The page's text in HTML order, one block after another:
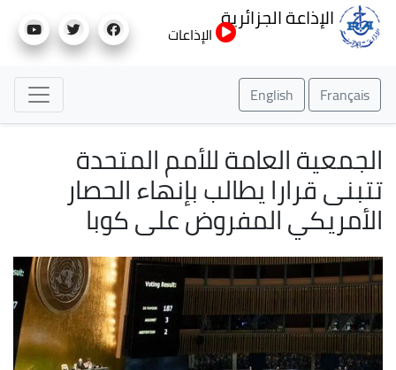
إلى
الإذاعة الجزائرية
الإذاعات
Français
English
الجمعية العامة للأمم المتحدة
تتبنى قرارا يطالب بإنهاء الحصار
الأمريكي المفروض على كوبا